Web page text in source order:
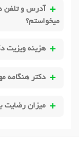
آدرس و تلفن
میخواستم؟
هزینه ویزیت
دکتر هنگامه
میزان رضایت